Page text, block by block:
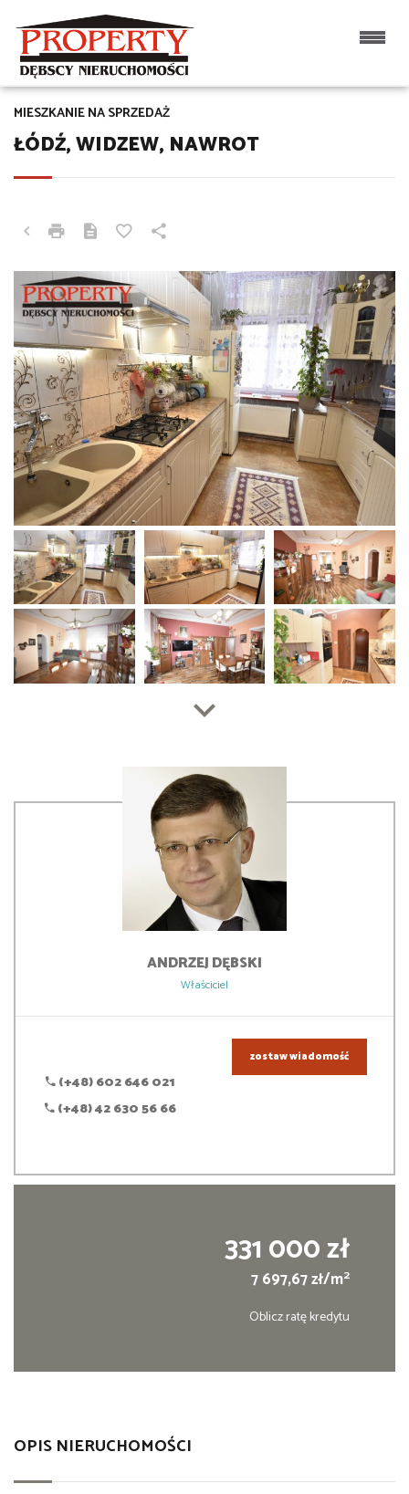
ŁÓDŹ, WIDZEW, NAWROT
MIESZKANIE NA SPRZEDAŻ
ANDRZEJ DĘBSKI
Właściciel
(+48) 602 646 021
(+48) 42 630 56 66
zostaw wiadomość
331 000 zł
7 697,67 zł/m2
Oblicz ratę kredytu
OPIS NIERUCHOMOŚCI